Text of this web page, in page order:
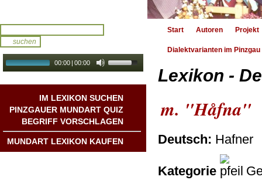
00:00 | 00:00
IM LEXIKON SUCHEN
PINZGAUER MUNDART QUIZ
BEGRIFF VORSCHLAGEN
MUNDART LEXIKON KAUFEN
Start Autoren Projekt
Dialektvarianten im Pinzgau
Lexikon -
m. "Håfna"
Deutsch: Hafner
Kategorie